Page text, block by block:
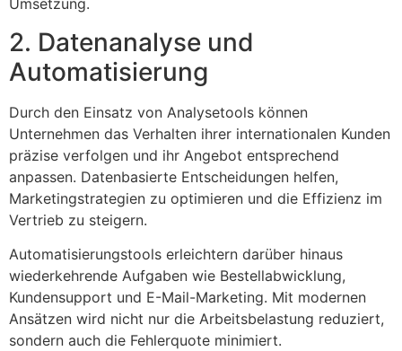
Umsetzung.
2. Datenanalyse und
Automatisierung
Durch den Einsatz von Analysetools können
Unternehmen das Verhalten ihrer internationalen Kunden
präzise verfolgen und ihr Angebot entsprechend
anpassen. Datenbasierte Entscheidungen helfen,
Marketingstrategien zu optimieren und die Effizienz im
Vertrieb zu steigern.
Automatisierungstools erleichtern darüber hinaus
wiederkehrende Aufgaben wie Bestellabwicklung,
Kundensupport und E-Mail-Marketing. Mit modernen
Ansätzen wird nicht nur die Arbeitsbelastung reduziert,
sondern auch die Fehlerquote minimiert.